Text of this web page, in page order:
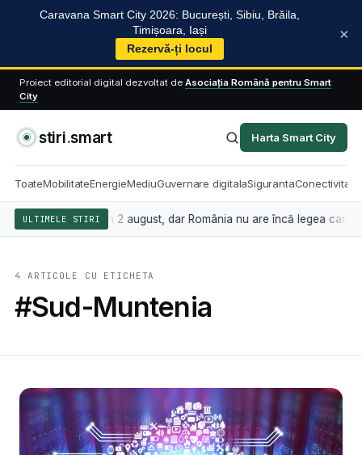
Caravana Smart City 2026: București, Sibiu, Brăila,
Timișoara, Iași
Rezervă-ți locul
×
Proiect editorial digital dezvoltat de Asociația Română pentru Smart
City
stiri.smart Harta Smart City
ToateMobilitateEnergieMediuGuvernare digitalaSigurantaConectivitate
ULTIMELE STIRI
se aplică din 2 august, dar România nu are încă legea care
4 ARTICOLE CU ETICHETA
#Sud-Muntenia